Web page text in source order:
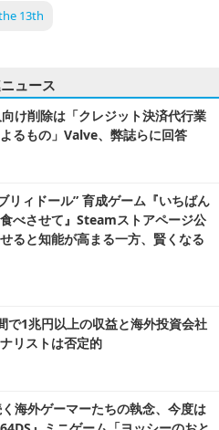
13th
ュース
け削除は「クレジット決済代行業
るもの」Valve、弊誌らに回答
リィドール” 育成ゲーム『いちばん
べさせて』Steamストアページ公
ると知能が高まる一方、賢くなる
で1兆円以上の収益と海外投資会社
リストは否定的
く海外ゲーマーたちの執念、今度は